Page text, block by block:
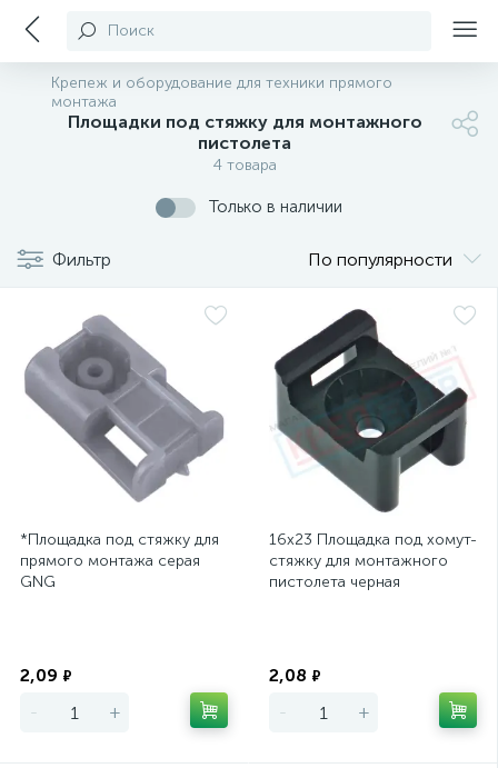
Поиск
Крепеж и оборудование для техники прямого
монтажа
Площадки под стяжку для монтажного
пистолета
4 товара
Только в наличии
Фильтр По популярности
*Площадка под стяжку для
прямого монтажа серая
GNG
2,09 ₽
- +
16х23 Площадка под хомут-
стяжку для монтажного
пистолета черная
2,08 ₽
- +